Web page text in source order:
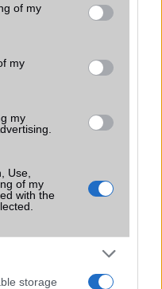
You may click to
its third-party tags to
in below Google
of my
my
my
Use,
of my
with the
storage
lokális változat kis
07-13 19:00:00